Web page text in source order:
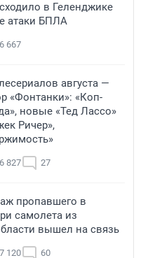
в Геленджике
атаки БПЛА
667
августа —
«Фонтанки»: «Коп-
новые «Тед Лассо»
Ричер»,
827 27
пропавшего в
самолета из
вышел на связь
120 60